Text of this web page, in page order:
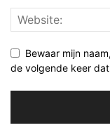
Bewaar mijn
de volgende keer